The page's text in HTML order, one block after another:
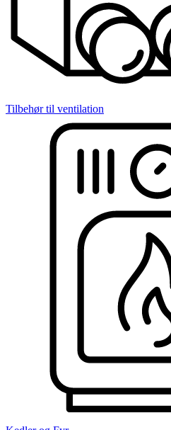
Tilbehør til ventilation